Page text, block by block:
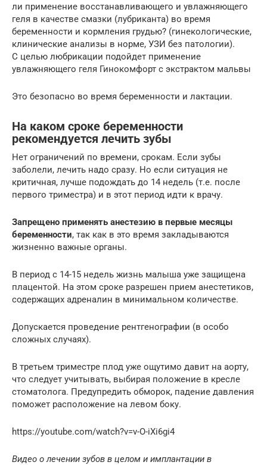
ли применение восстанавливающего и увлажняющего
геля в качестве смазки (лубриканта) во время
беременности и кормления грудью? (гинекологические,
клинические анализы в норме, УЗИ без патологии).
С целью любрикации подойдет применение
увлажняющего геля Гинокомфорт с экстрактом мальвы
Это безопасно во время беременности и лактации.
На каком сроке беременности
рекомендуется лечить зубы
Нет ограничений по времени, срокам. Если зубы
заболели, лечить надо сразу. Но если ситуация не
критичная, лучше подождать до 14 недель (т.е. после
первого триместра) и в этот период идти к врачу.
Запрещено применять анестезию в первые месяцы
беременности, так как в это время закладываются
жизненно важные органы.
В период с 14-15 недель жизнь малыша уже защищена
плацентой. На этом сроке разрешен прием анестетиков,
содержащих адреналин в минимальном количестве.
Допускается проведение рентгенографии (в особо
сложных случаях).
В третьем триместре плод уже ощутимо давит на аорту,
что следует учитывать, выбирая положение в кресле
стоматолога. Предупредить обморок, падение давления
поможет расположение на левом боку.
https://youtube.com/watch?v=v-O-iXi6gi4
Видео о лечении зубов в целом и имплантации в